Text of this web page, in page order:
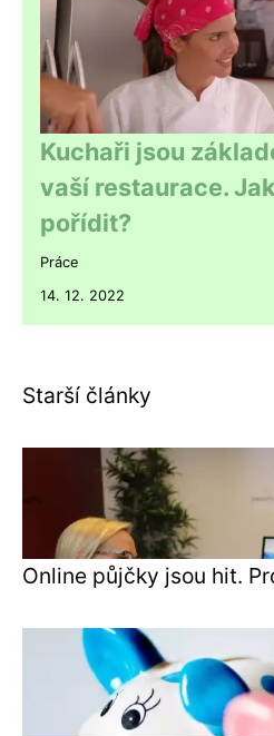
Kuchaři jsou
vaší restaurace.
pořídit?
Práce
14. 12. 2022
Starší články
Online půjčky jsou hit.